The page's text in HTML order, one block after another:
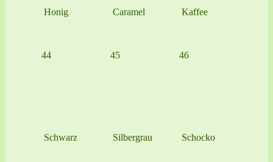
Honig Caramel Kaffee
44
Schwarz
45
Silbergrau
46
Schocko